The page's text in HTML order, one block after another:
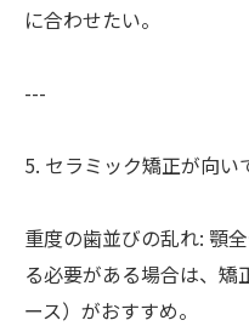
に合わせたい。
---
5. セラミック矯正が向い
重度の歯並びの乱れ: 顎
る必要がある場合は、矯
ース）がおすすめ。